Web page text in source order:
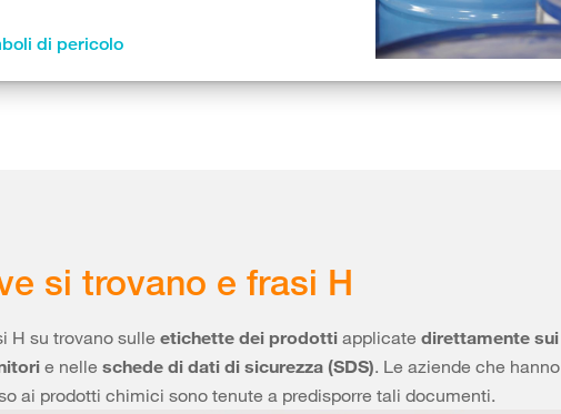
di pericolo
si trovano e frasi H
H su trovano sulle etichette dei prodotti applicate direttamente sui
e nelle schede di dati di sicurezza (SDS). Le aziende che hanno
ai prodotti chimici sono tenute a predisporre tali documenti.